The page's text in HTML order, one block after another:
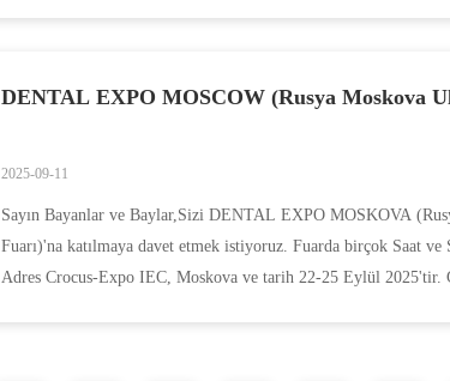
DENTAL EXPO MOSCOW (Rusya Moskova
2025-09-11
Sayın Bayanlar ve Baylar,Sizi DENTAL EXPO MOSKOVA
Fuarı)'na katılmaya davet etmek istiyoruz. Fuarda birçok Saat ve
Adres Crocus-Expo IEC, Moskova ve tarih 22-25 Eylül